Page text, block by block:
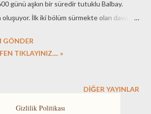
günü aşkın bir süredir tutuklu Balbay.
oluşuyor. İlk iki bölüm sürmekte olan dava ile
cama çarptınız mı başlıklı yazıyı bir baba
yanağımı ıslattı, boğazım düğümlendi.
GÖNDER
TIKLAYINIZ.... »
DIĞER YAYINLAR
Gizlilik Politikası